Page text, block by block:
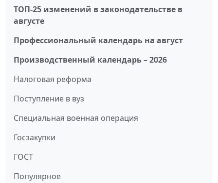
ТОП-25 изменений в законодательстве в
августе
Профессиональный календарь на август
Производственный календарь – 2026
Налоговая реформа
Поступление в вуз
Специальная военная операция
Госзакупки
ГОСТ
Популярное